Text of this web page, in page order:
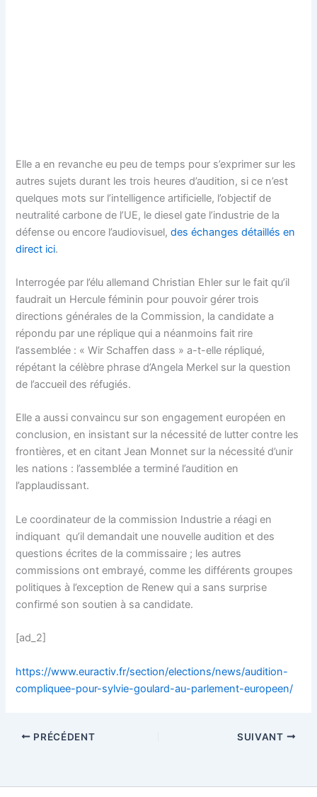
Elle a en revanche eu peu de temps pour s’exprimer sur les
autres sujets durant les trois heures d’audition, si ce n’est
quelques mots sur l’intelligence artificielle, l’objectif de
neutralité carbone de l’UE, le diesel gate l’industrie de la
défense ou encore l’audiovisuel,des échanges détaillés en
direct ici.
Interrogée par l’élu allemand Christian Ehler sur le fait qu’il
faudrait un Hercule féminin pour pouvoir gérer trois
directions générales de la Commission, la candidate a
répondu par une réplique qui a néanmoins fait rire
l’assemblée : « Wir Schaffen dass » a-t-elle répliqué,
répétant la célèbre phrase d’Angela Merkel sur la question
de l’accueil des réfugiés.
Elle a aussi convaincu sur son engagement européen en
conclusion, en insistant sur la nécessité de lutter contre les
frontières, et en citant Jean Monnet sur la nécessité d’unir
les nations : l’assemblée a terminé l’audition en
l’applaudissant.
Le coordinateur de la commission Industrie a réagi en
indiquant qu’il demandait une nouvelle audition et des
questions écrites de la commissaire ; les autres
commissions ont embrayé, comme les différents groupes
politiques à l’exception de Renew qui a sans surprise
confirmé son soutien à sa candidate.
[ad_2]
https://www.euractiv.fr/section/elections/news/audition-
compliquee-pour-sylvie-goulard-au-parlement-europeen/
PRÉCÉDENT SUIVANT